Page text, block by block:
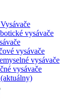
Vysávače
vysávače
vysávače
vysávače
vysávače
(aktuálny)